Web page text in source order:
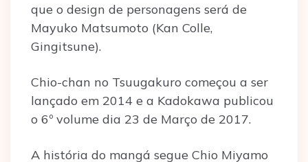
que o design de personagens será de
Mayuko Matsumoto (Kan Colle,
Gingitsune).
Chio-chan no Tsuugakuro começou a ser
lançado em 2014 e a Kadokawa publicou
o 6º volume dia 23 de Março de 2017.
A história do mangá segue Chio Miyamo